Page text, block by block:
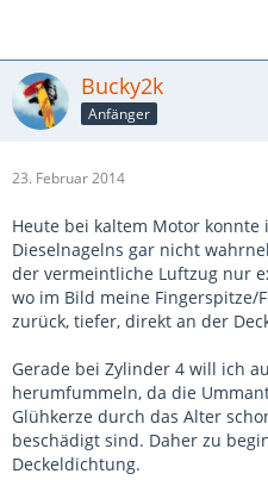
Bucky2k
Anfänger
23. Februar 2014
Heute bei kaltem Motor konnte
Dieselnagelns gar nicht
der vermeintliche Luftzug nur
wo im Bild meine Fingerspitze/
zurück, tiefer, direkt an der
Gerade bei Zylinder 4 will ich
herumfummeln, da die
Glühkerze durch das Alter
beschädigt sind. Daher zu
Deckeldichtung.